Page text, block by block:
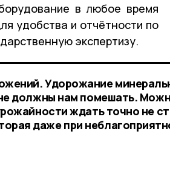
в любое время
удобства и отчётности по
экспертизу.
Удорожание
должны нам помешать.
ждать точно не
даже при